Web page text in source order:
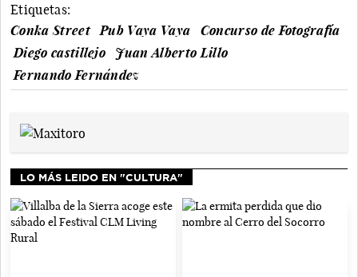
Etiquetas:
Conka Street
Pub Vaya Vaya
Concurso de Fotografía
Diego castillejo
Juan Alberto Lillo
Fernando Fernández
LO MÁS LEIDO EN "CULTURA"